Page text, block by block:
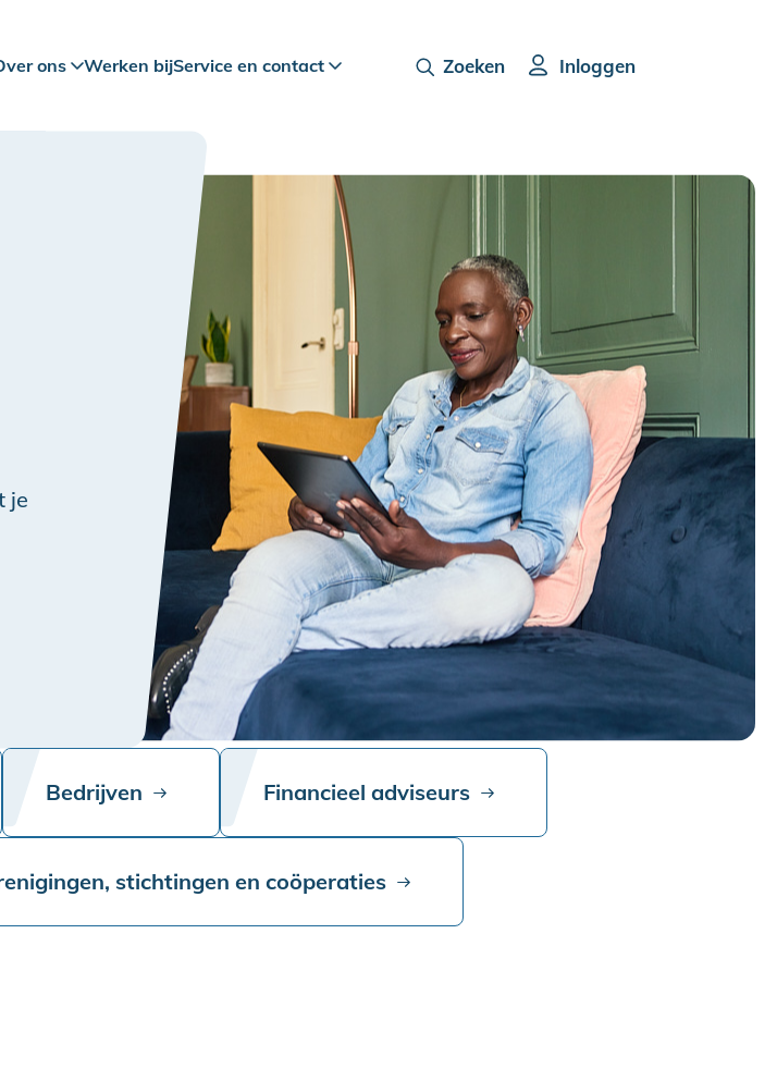
ons Werken bijService en contact Zoeken Inloggen
je
Bedrijven Financieel adviseurs
stichtingen en coöperaties